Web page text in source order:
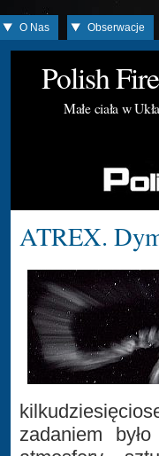
O Nas Obserwacje
Polish
Małe ciała w
ATREX.
zadaniem